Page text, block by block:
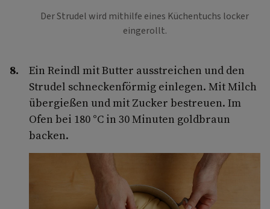
Der Strudel wird mithilfe eines Küchentuchs locker
eingerollt.
Ein Reindl mit Butter ausstreichen und den
Strudel schneckenförmig einlegen. Mit Milch
übergießen und mit Zucker bestreuen. Im
Ofen bei 180 °C in 30 Minuten goldbraun
backen.